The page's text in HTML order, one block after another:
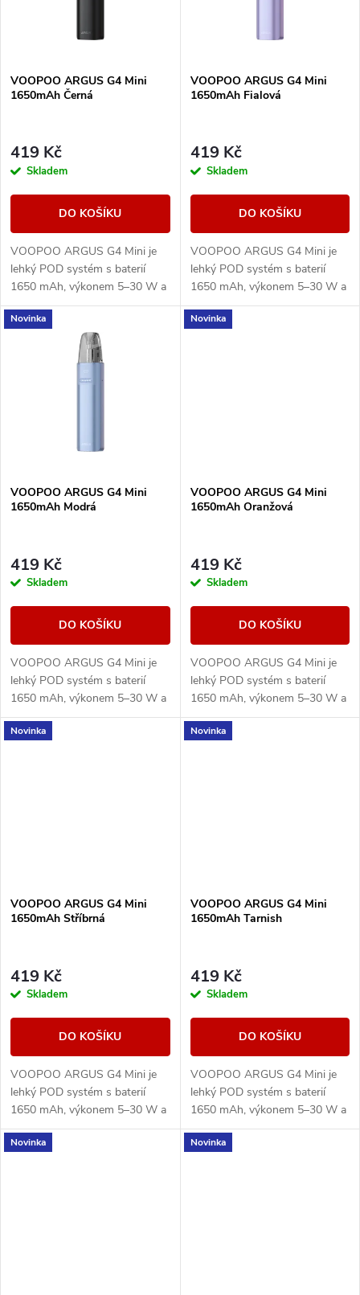
p
r
o
u
k
t
s
p
r
o
d
u
k
VOOPOO ARGUS G4 Mini
1650mAh Černá
419 Kč
Skladem
DO KOŠÍKU
VOOPOO ARGUS G4 Mini je
lehký POD systém s baterií
1650 mAh, výkonem 5–30 W a
Multi-Ohm cartridgí 0,7/1,0
ohm pro MTL i volnější RDL
VOOPOO ARGUS G4 Mini
1650mAh Fialová
419 Kč
Skladem
DO KOŠÍKU
VOOPOO ARGUS G4 Mini je
lehký POD systém s baterií
1650 mAh, výkonem 5–30 W a
Multi-Ohm cartridgí 0,7/1,0
ohm pro MTL i volnější RDL
Novinka
VOOPOO ARGUS G4 Mini
1650mAh Modrá
419 Kč
Skladem
DO KOŠÍKU
VOOPOO ARGUS G4 Mini je
lehký POD systém s baterií
1650 mAh, výkonem 5–30 W a
Multi-Ohm cartridgí 0,7/1,0
ohm pro MTL i volnější RDL
Novinka
VOOPOO ARGUS G4 Mini
1650mAh Oranžová
419 Kč
Skladem
DO KOŠÍKU
VOOPOO ARGUS G4 Mini je
lehký POD systém s baterií
1650 mAh, výkonem 5–30 W a
Multi-Ohm cartridgí 0,7/1,0
ohm pro MTL i volnější RDL
Novinka
VOOPOO ARGUS G4 Mini
1650mAh Stříbrná
419 Kč
Skladem
DO KOŠÍKU
VOOPOO ARGUS G4 Mini je
lehký POD systém s baterií
1650 mAh, výkonem 5–30 W a
Multi-Ohm cartridgí 0,7/1,0
ohm pro MTL i volnější RDL
Novinka
VOOPOO ARGUS G4 Mini
1650mAh Tarnish
419 Kč
Skladem
DO KOŠÍKU
VOOPOO ARGUS G4 Mini je
lehký POD systém s baterií
1650 mAh, výkonem 5–30 W a
Multi-Ohm cartridgí 0,7/1,0
ohm pro MTL i volnější RDL
Novinka Novinka